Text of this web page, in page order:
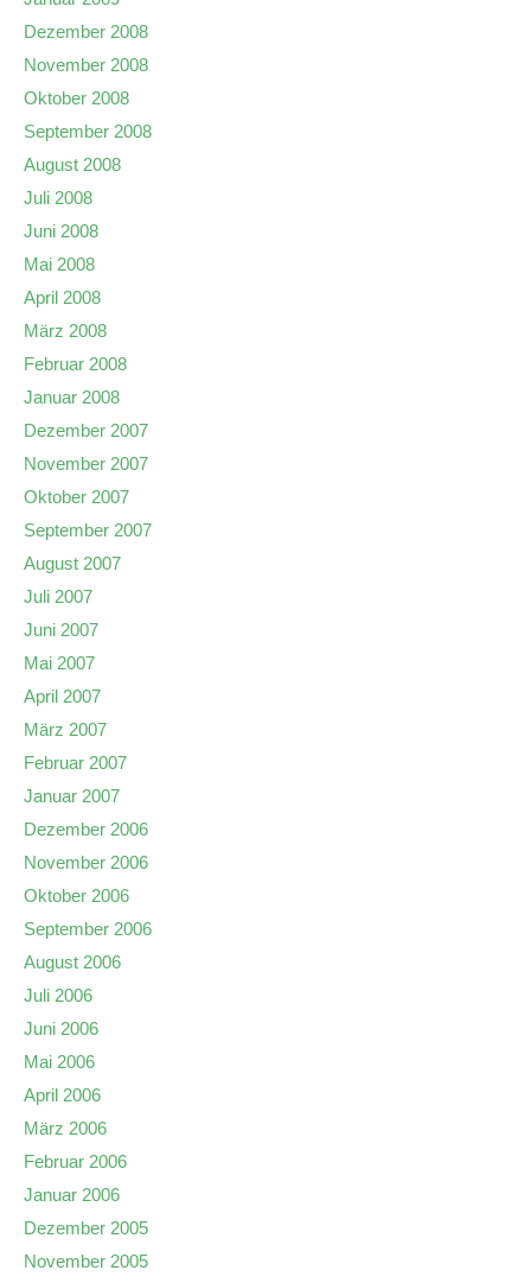
Dezember 2008
November 2008
Oktober 2008
September 2008
August 2008
Juli 2008
Juni 2008
Mai 2008
April 2008
März 2008
Februar 2008
Januar 2008
Dezember 2007
November 2007
Oktober 2007
September 2007
August 2007
Juli 2007
Juni 2007
Mai 2007
April 2007
März 2007
Februar 2007
Januar 2007
Dezember 2006
November 2006
Oktober 2006
September 2006
August 2006
Juli 2006
Juni 2006
Mai 2006
April 2006
März 2006
Februar 2006
Januar 2006
Dezember 2005
November 2005